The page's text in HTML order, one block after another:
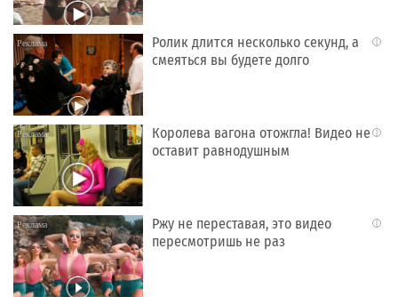
i
Ролик длится несколько секунд, а
смеяться вы будете долго
i
Королева вагона отожгла! Видео не
оставит равнодушным
i
Ржу не переставая, это видео
пересмотришь не раз